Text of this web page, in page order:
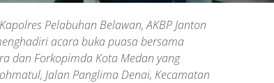
Pelabuhan Belawan, AKBP Janton
acara buka puasa bersama
dan Forkopimda Kota Medan yang
Jalan Panglima Denai, Kecamatan